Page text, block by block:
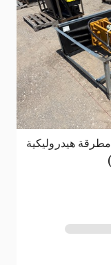
2026 LYALS ALS680 مطرقة هيدروليكية